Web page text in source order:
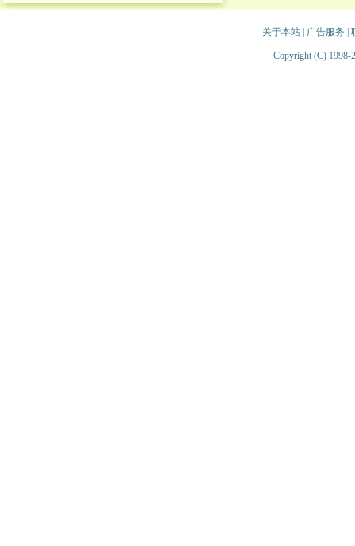
关于本站| 广告服务
Copyright (C) 1998-